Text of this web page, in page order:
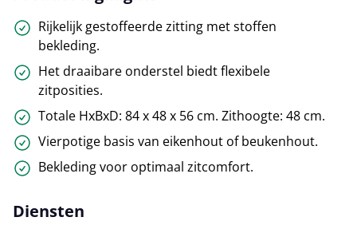
Rijkelijk gestoffeerde zitting met stoffen
bekleding.
Het draaibare onderstel biedt flexibele
zitposities.
Totale HxBxD: 84 x 48 x 56 cm. Zithoogte: 48 cm.
Vierpotige basis van eikenhout of beukenhout.
Bekleding voor optimaal zitcomfort.
Diensten